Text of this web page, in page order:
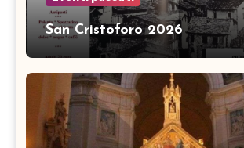
San Cristoforo 2026